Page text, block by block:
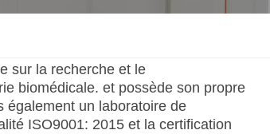
Melayu
Tiếng Việt
sur la recherche et le
biomédicale. et possède son propre
également un laboratoire de
ISO9001: 2015 et la certification